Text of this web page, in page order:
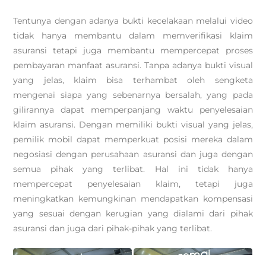
Tentunya dengan adanya bukti kecelakaan melalui video
tidak hanya membantu dalam memverifikasi klaim
asuransi tetapi juga membantu mempercepat proses
pembayaran manfaat asuransi. Tanpa adanya bukti visual
yang jelas, klaim bisa terhambat oleh sengketa
mengenai siapa yang sebenarnya bersalah, yang pada
gilirannya dapat memperpanjang waktu penyelesaian
klaim asuransi. Dengan memiliki bukti visual yang jelas,
pemilik mobil dapat memperkuat posisi mereka dalam
negosiasi dengan perusahaan asuransi dan juga dengan
semua pihak yang terlibat. Hal ini tidak hanya
mempercepat penyelesaian klaim, tetapi juga
meningkatkan kemungkinan mendapatkan kompensasi
yang sesuai dengan kerugian yang dialami dari pihak
asuransi dan juga dari pihak-pihak yang terlibat.